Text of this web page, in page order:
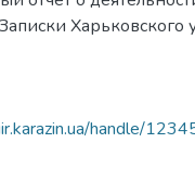
Харьковского
handle/